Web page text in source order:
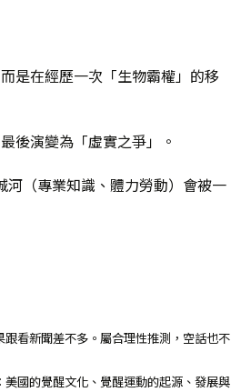
是在經歷一次「生物霸權」的移
後演變為「虛實之爭」。
（專業知識、體力勞動）會被一
看新聞差不多。屬合理性推測，空話也不
美國的覺醒文化、覺醒運動的起源、發展與